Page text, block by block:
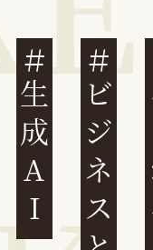
生成AI